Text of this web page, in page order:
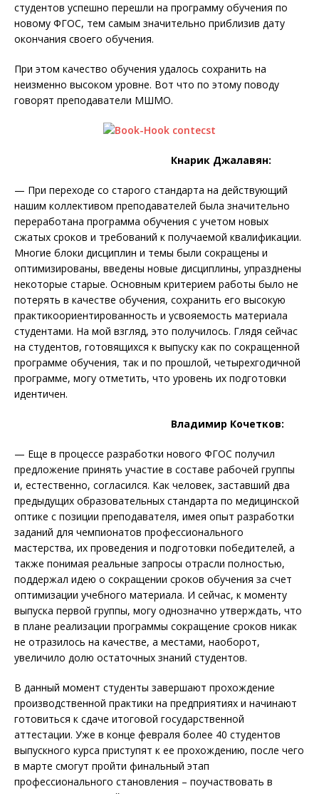
студентов успешно перешли на программу обучения по
новому ФГОС, тем самым значительно приблизив дату
окончания своего обучения.
При этом качество обучения удалось сохранить на
неизменно высоком уровне. Вот что по этому поводу
говорят преподаватели МШМО.
Кнарик Джалавян:
— При переходе со старого стандарта на действующий
нашим коллективом преподавателей была значительно
переработана программа обучения с учетом новых
сжатых сроков и требований к получаемой квалификации.
Многие блоки дисциплин и темы были сокращены и
оптимизированы, введены новые дисциплины, упразднены
некоторые старые. Основным критерием работы было не
потерять в качестве обучения, сохранить его высокую
практикоориентированность и усвояемость материала
студентами. На мой взгляд, это получилось. Глядя сейчас
на студентов, готовящихся к выпуску как по сокращенной
программе обучения, так и по прошлой, четырехгодичной
программе, могу отметить, что уровень их подготовки
идентичен.
Владимир Кочетков:
— Еще в процессе разработки нового ФГОС получил
предложение принять участие в составе рабочей группы
и, естественно, согласился. Как человек, заставший два
предыдущих образовательных стандарта по медицинской
оптике с позиции преподавателя, имея опыт разработки
заданий для чемпионатов профессионального
мастерства, их проведения и подготовки победителей, а
также понимая реальные запросы отрасли полностью,
поддержал идею о сокращении сроков обучения за счет
оптимизации учебного материала. И сейчас, к моменту
выпуска первой группы, могу однозначно утверждать, что
в плане реализации программы сокращение сроков никак
не отразилось на качестве, а местами, наоборот,
увеличило долю остаточных знаний студентов.
В данный момент студенты завершают прохождение
производственной практики на предприятиях и начинают
готовиться к сдаче итоговой государственной
аттестации. Уже в конце февраля более 40 студентов
выпускного курса приступят к ее прохождению, после чего
в марте смогут пройти финальный этап
профессионального становления – поучаствовать в